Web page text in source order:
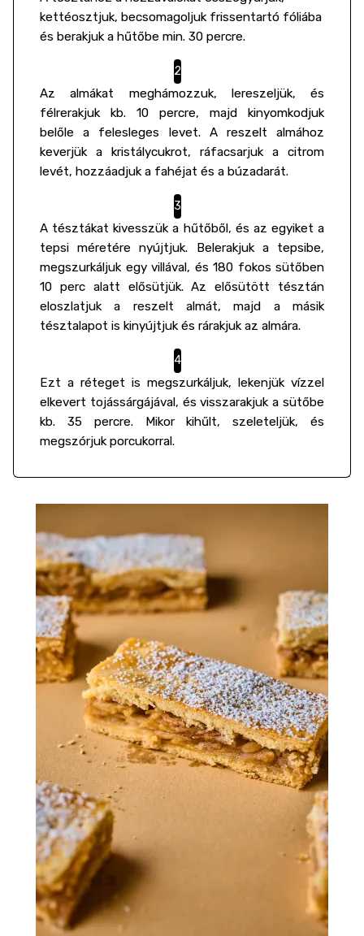
kettéosztjuk, becsomagoljuk frissentartó fóliába
és berakjuk a hűtőbe min. 30 percre.
Az almákat meghámozzuk, lereszeljük, és
félrerakjuk kb. 10 percre, majd kinyomkodjuk
belőle a felesleges levet. A reszelt almához
keverjük a kristálycukrot, ráfacsarjuk a citrom
levét, hozzáadjuk a fahéjat és a búzadarát.
A tésztákat kivesszük a hűtőből, és az egyiket a
tepsi méretére nyújtjuk. Belerakjuk a tepsibe,
megszurkáljuk egy villával, és 180 fokos sütőben
10 perc alatt elősütjük. Az elősütött tésztán
eloszlatjuk a reszelt almát, majd a másik
tésztalapot is kinyújtjuk és rárakjuk az almára.
Ezt a réteget is megszurkáljuk, lekenjük vízzel
elkevert tojássárgájával, és visszarakjuk a sütőbe
kb. 35 percre. Mikor kihűlt, szeleteljük, és
megszórjuk porcukorral.